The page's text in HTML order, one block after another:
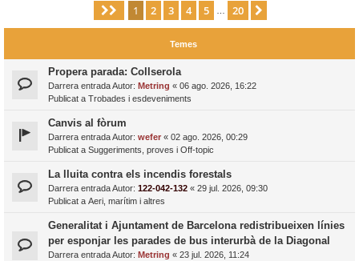
Pàgina de 20
1 2 3 4 5 20
Temes
Propera parada: Collserola
Darrera entrada Autor: Metring « 06 ago. 2026, 16:22
Publicat a Trobades i esdeveniments
Canvis al fòrum
Darrera entrada Autor: wefer « 02 ago. 2026, 00:29
Publicat a Suggeriments, proves i Off-topic
La lluita contra els incendis forestals
Darrera entrada Autor: 122-042-132 « 29 jul. 2026, 09:30
Publicat a Aeri, marítim i altres
Generalitat i Ajuntament de Barcelona redistribueixen línies
per esponjar les parades de bus interurbà de la Diagonal
Darrera entrada Autor: Metring « 23 jul. 2026, 11:24